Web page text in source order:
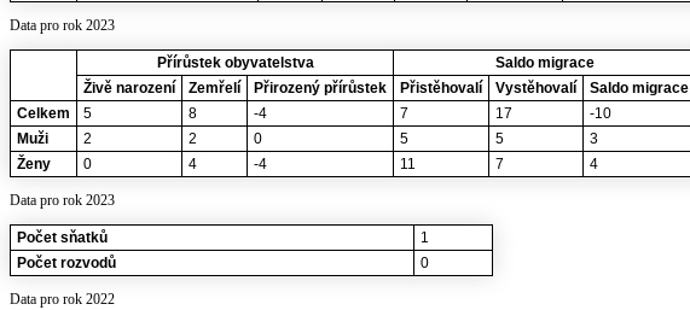
Data pro rok 2023
Přírůstek obyvatelstva Saldo migrace
Živě narození Zemřelí Přirozený přírůstek Přistěhovalí Vystěhovalí
Saldo migrace
Celkem
5 8 -4 7 17 -10
Muži
2 2 0 5 5 3
Ženy
0 4 -4 11 7 4
Data pro rok 2023
Počet sňatků
1
Počet rozvodů
0
Data pro rok 2022